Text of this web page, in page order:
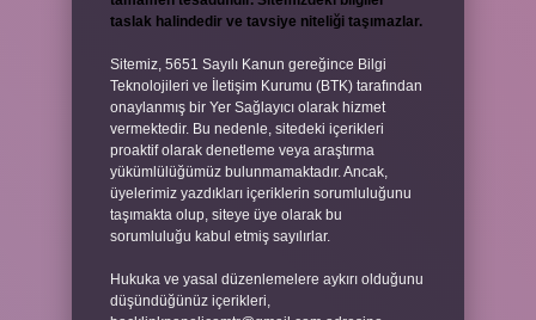
taslak halindedir ve tavsiye niteliği taşımazlar.
Sitemiz, 5651 Sayılı Kanun gereğince Bilgi
Teknolojileri ve İletişim Kurumu (BTK) tarafından
onaylanmış bir Yer Sağlayıcı olarak hizmet
vermektedir. Bu nedenle, sitedeki içerikleri
proaktif olarak denetleme veya araştırma
yükümlülüğümüz bulunmamaktadır. Ancak,
üyelerimiz yazdıkları içeriklerin sorumluluğunu
taşımakta olup, siteye üye olarak bu
sorumluluğu kabul etmiş sayılırlar.
Hukuka ve yasal düzenlemelere aykırı olduğunu
düşündüğünüz içerikleri,